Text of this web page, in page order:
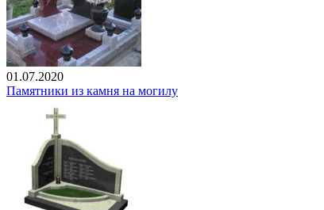
01.07.2020
Памятники из камня на могилу